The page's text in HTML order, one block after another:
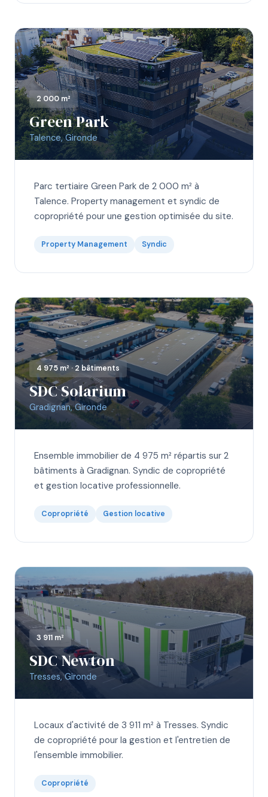
2 000 m²
Green Park
Talence, Gironde
Parc tertiaire Green Park de 2 000 m² à
Talence. Property management et syndic de
copropriété pour une gestion optimisée du site.
Property Management Syndic
4 975 m² · 2 bâtiments
SDC Solarium
Gradignan, Gironde
Ensemble immobilier de 4 975 m² répartis sur 2
bâtiments à Gradignan. Syndic de copropriété
et gestion locative professionnelle.
Copropriété Gestion locative
3 911 m²
SDC Newton
Tresses, Gironde
Locaux d'activité de 3 911 m² à Tresses. Syndic
de copropriété pour la gestion et l'entretien de
l'ensemble immobilier.
Copropriété